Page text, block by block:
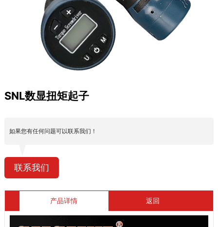
SNL数显扭矩起子
如果您有任何问题可以联系我们！
联系我们
产品详情 返回